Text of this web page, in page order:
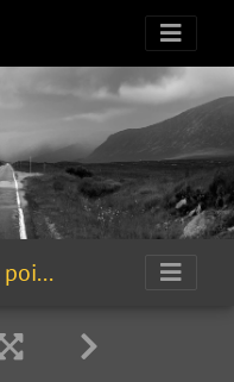
33 - Serrure et poignée